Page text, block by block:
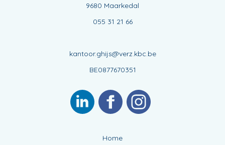
9680 Maarkedal
055 31 21 66
kantoor.ghijs@verz.kbc.be
BE0877670351
Home